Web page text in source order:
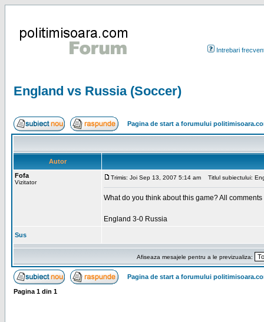
Intrebari
England vs Russia (Soccer)
Pagina de start a forumului
Autor
Fofa
Vizitator
Trimis: Joi Sep 13, 2007 5:14 am Titlul subiectului:
What do you think about this game? All
England 3-0 Russia
Sus
Afiseaza mesajele pentru a le previzualiza:
Pagina de start a forumului
Pagina 1 din 1